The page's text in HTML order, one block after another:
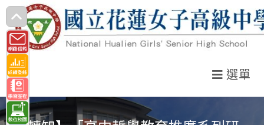
跳
轉
至
主
要
內
容
選單